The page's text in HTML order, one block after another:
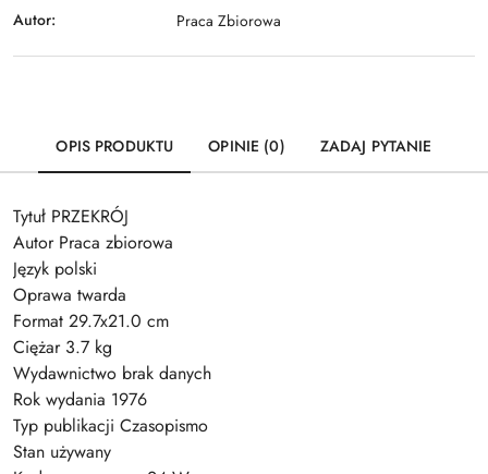
Autor: Praca Zbiorowa
OPIS PRODUKTU OPINIE (0) ZADAJ PYTANIE
Tytuł PRZEKRÓJ
Autor Praca zbiorowa
Język polski
Oprawa twarda
Format 29.7x21.0 cm
Ciężar 3.7 kg
Wydawnictwo brak danych
Rok wydania 1976
Typ publikacji Czasopismo
Stan używany